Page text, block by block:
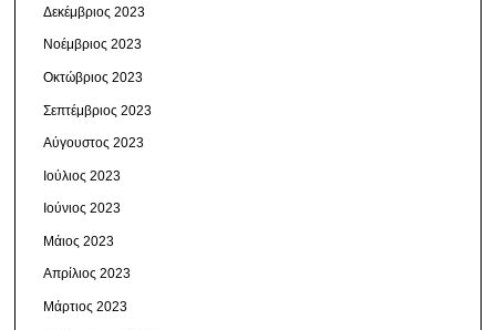
Δεκέμβριος 2023
Νοέμβριος 2023
Οκτώβριος 2023
Σεπτέμβριος 2023
Αύγουστος 2023
Ιούλιος 2023
Ιούνιος 2023
Μάιος 2023
Απρίλιος 2023
Μάρτιος 2023